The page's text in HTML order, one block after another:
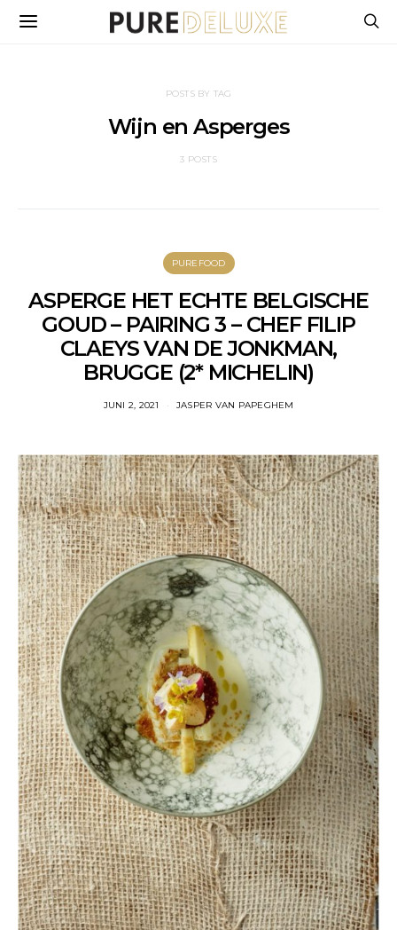
POSTS BY TAG
Wijn en Asperges
3 POSTS
PUREFOOD
ASPERGE HET ECHTE BELGISCHE
GOUD – PAIRING 3 – CHEF FILIP
CLAEYS VAN DE JONKMAN,
BRUGGE (2* MICHELIN)
JUNI 2, 2021 JASPER VAN PAPEGHEM